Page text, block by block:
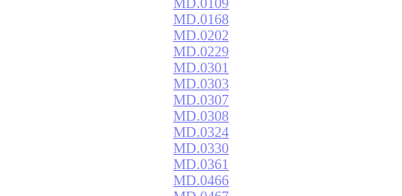
MD.0168
MD.0202
MD.0229
MD.0301
MD.0303
MD.0307
MD.0308
MD.0324
MD.0330
MD.0361
MD.0466